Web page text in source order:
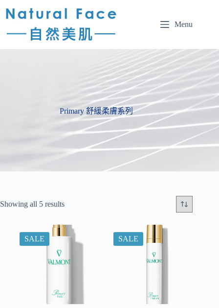
Menu
Primary 舒緩柔膚系列
Showing all 5 results
SALE SALE